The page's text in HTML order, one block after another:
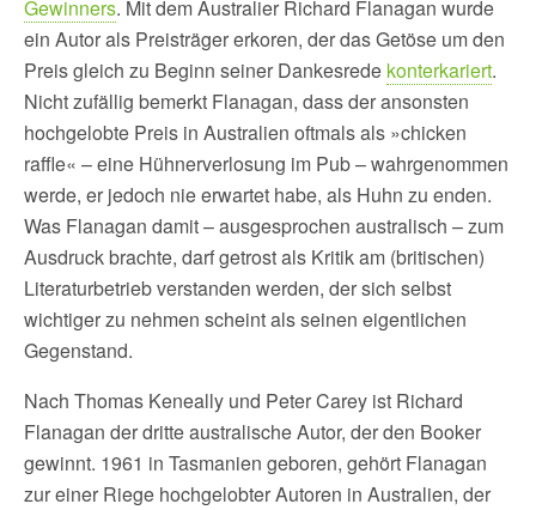
Gewinners. Mit dem Australier Richard Flanagan wurde
ein Autor als Preisträger erkoren, der das Getöse um den
Preis gleich zu Beginn seiner Dankesrede konterkariert.
Nicht zufällig bemerkt Flanagan, dass der ansonsten
hochgelobte Preis in Australien oftmals als »chicken
raffle« – eine Hühnerverlosung im Pub – wahrgenommen
werde, er jedoch nie erwartet habe, als Huhn zu enden.
Was Flanagan damit – ausgesprochen australisch – zum
Ausdruck brachte, darf getrost als Kritik am (britischen)
Literaturbetrieb verstanden werden, der sich selbst
wichtiger zu nehmen scheint als seinen eigentlichen
Gegenstand.
Nach Thomas Keneally und Peter Carey ist Richard
Flanagan der dritte australische Autor, der den Booker
gewinnt. 1961 in Tasmanien geboren, gehört Flanagan
zur einer Riege hochgelobter Autoren in Australien, der